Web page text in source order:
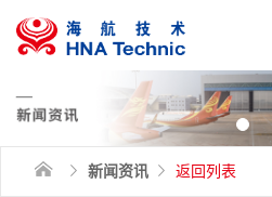
新闻资讯 返回列表